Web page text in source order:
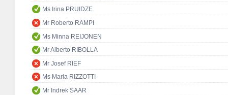
Ms Irina PRUIDZE
Mr Roberto RAMPI
Ms Minna REIJONEN
Mr Alberto RIBOLLA
Mr Josef RIEF
Ms Maria RIZZOTTI
Mr Indrek SAAR